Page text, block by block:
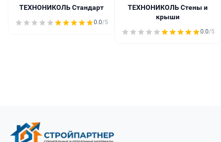
ТЕХНОНИКОЛЬ Стандарт
0.0/5
ТЕХНОНИКОЛЬ Стены и
крыши
0.0/5